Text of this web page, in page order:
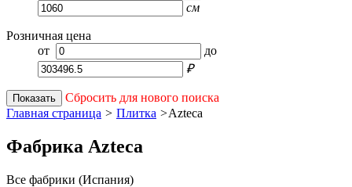
см
Розничная цена
от
до
₽
Показать
Сбросить для нового поиска
Главная страница > Плитка >Azteca
Фабрика Azteca
Все фабрики (Испания)